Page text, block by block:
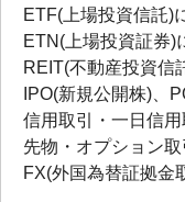
ETF(上場投資信託)
ETN(上場投資証券)
REIT(不動産投資信
IPO(新規公開株)、
信用取引・一日信
先物・オプション
FX(外国為替証拠金